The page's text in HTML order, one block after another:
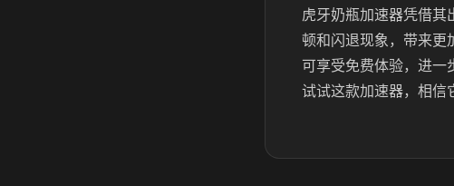
虎牙奶瓶加速器凭借其
顿和闪退现象，带来更
可享受免费体验，进一
试试这款加速器，相信